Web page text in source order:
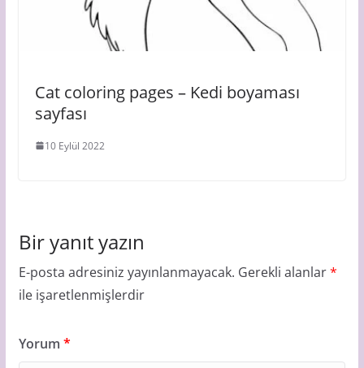
Cat coloring pages – Kedi boyaması
sayfası
10 Eylül 2022
Bir yanıt yazın
E-posta adresiniz yayınlanmayacak. Gerekli alanlar*
ile işaretlenmişlerdir
Yorum *